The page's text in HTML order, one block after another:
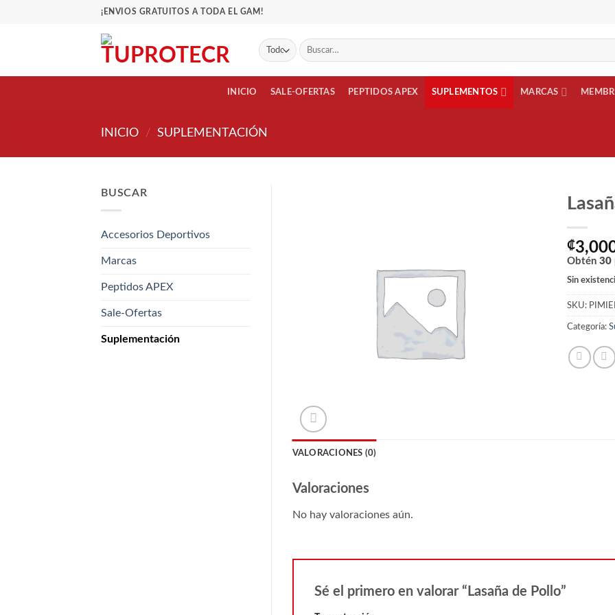
¡ENVIOS GRATUITOS A TODA EL GAM!
Buscar
por:
INICIO SALE-OFERTAS PEPTIDOS APEX SUPLEMENTOS MARCAS
INICIO / SUPLEMENTACIÓN
BUSCAR
Accesorios Deportivos
Marcas
Peptidos APEX
Sale-Ofertas
Suplementación
₡
Obtén30
Sin
SKU:
Categoría:
VALORACIONES (0)
Valoraciones
No hay valoraciones aún.
Sé el primero en valorar “Lasaña de Pollo”